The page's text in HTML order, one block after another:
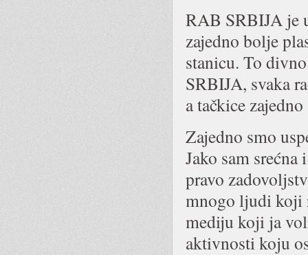
RAB SRBIJA je
zajedno bolje
stanicu. To
SRBIJA, svaka
a tačkice
Zajedno smo
Jako sam
pravo
mnogo ljudi koji
mediju koji ja
aktivnosti koju